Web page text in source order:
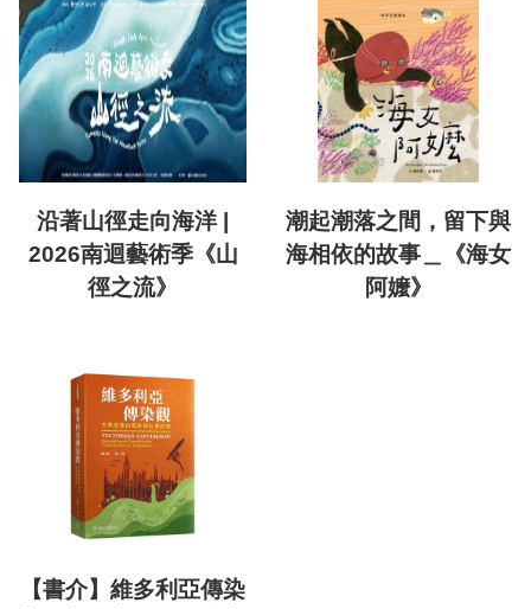
沿著山徑走向海洋 |
2026南迴藝術季《山
徑之流》
潮起潮落之間，留下與
海相依的故事＿《海女
阿嬤》
【書介】維多利亞傳染